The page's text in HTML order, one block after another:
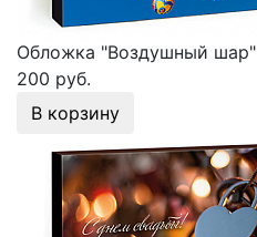
Обложка "Воздушный шар"
200 руб.
В корзину